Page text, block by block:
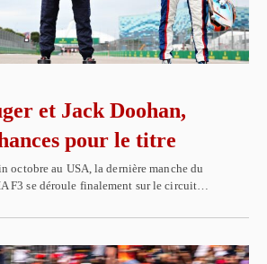
et Jack Doohan,
pour le titre
octobre au USA, la dernière manche du
F3 se déroule finalement sur le circuit…